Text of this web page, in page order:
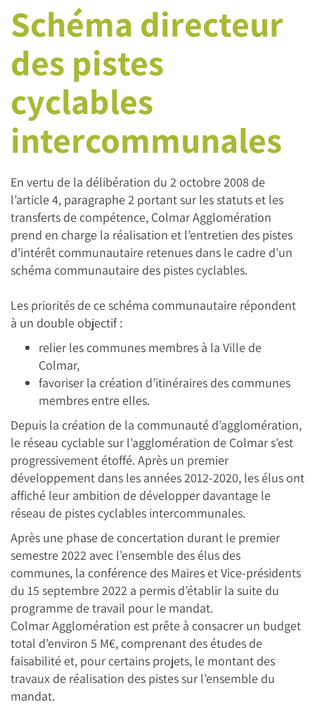
Schéma directeur
des pistes
cyclables
intercommunales
En vertu de la délibération du 2 octobre 2008 de
l’article 4, paragraphe 2 portant sur les statuts et les
transferts de compétence, Colmar Agglomération
prend en charge la réalisation et l’entretien des pistes
d’intérêt communautaire retenues dans le cadre d’un
schéma communautaire des pistes cyclables.
Les priorités de ce schéma communautaire répondent
à un double objectif :
relier les communes membres à la Ville de
Colmar,
favoriser la création d’itinéraires des communes
membres entre elles.
Depuis la création de la communauté d’agglomération,
le réseau cyclable sur l’agglomération de Colmar s’est
progressivement étoffé. Après un premier
développement dans les années 2012-2020, les élus ont
affiché leur ambition de développer davantage le
réseau de pistes cyclables intercommunales.
Après une phase de concertation durant le premier
semestre 2022 avec l’ensemble des élus des
communes, la conférence des Maires et Vice-présidents
du 15 septembre 2022 a permis d’établir la suite du
programme de travail pour le mandat.
Colmar Agglomération est prête à consacrer un budget
total d’environ 5 M€, comprenant des études de
faisabilité et, pour certains projets, le montant des
travaux de réalisation des pistes sur l’ensemble du
mandat.